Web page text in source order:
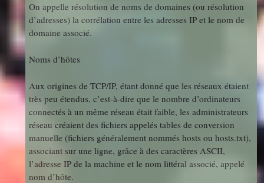
On appelle résolution de noms de domaines (ou résolution
d’adresses) la corrélation entre les adresses IP et le nom de
domaine associé.
Noms d’hôtes
Aux origines de TCP/IP, étant donné que les réseaux étaient
très peu étendus, c’est-à-dire que le nombre d’ordinateurs
connectés à un même réseau était faible, les administrateurs
réseau créaient des fichiers appelés tables de conversion
manuelle (fichiers généralement nommés hosts ou hosts.txt),
associant sur une ligne, grâce à des caractères ASCII,
l’adresse IP de la machine et le nom littéral associé, appelé
nom d’hôte.